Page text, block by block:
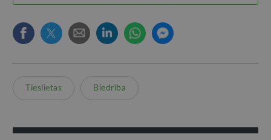
Tieslietas Biedrība